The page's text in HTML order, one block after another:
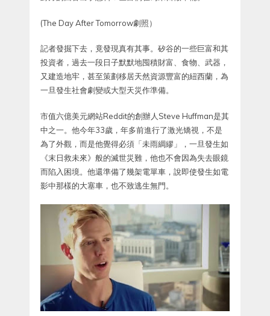
(The Day After Tomorrow劇照）
記者發掘下去，竟發現真有其事。矽谷的一些巨富和其
投資者，過去一段日子默默地囤積財富、食物、武器，
又建造地牢，甚至策劃移居天然資源豐富的紐西蘭，為
一旦發生社會劇變或大型天災作準備。
市值六億美元網站Reddit的創辦人Steve Huffman是其
中之一。他今年33歲，年多前進行了激光矯視，不是
為了外觀，而是他覺得必須「未雨綢繆」，一旦發生如
《末日救未來》般的滅世災難，他也不會因為失去眼鏡
而陷入困境。他還準備了幾架電單車，說即使發生如電
影中那樣的大塞車，也不致逃生無門。